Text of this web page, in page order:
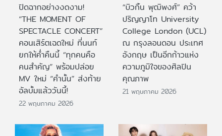
ปิดฉากอย่างงดงาม!
“THE MOMENT OF
SPECTACLE CONCERT”
คอนเสิร์ตเฉดใหม่ ที่นนท์
ยกให้ค่ำคืนนี้ “ทุกคนคือ
คนสำคัญ” พร้อมปล่อย
MV ใหม่ “คำนั้น” ส่งท้าย
อัลบั้มแล้ววันนี้!
22 พฤษภาคม 2026
“บิวกิ้น พุฒิพงศ์” คว้า
ปริญญาโท University
College London (UCL)
ณ กรุงลอนดอน ประเทศ
อังกฤษ เป็นอีกก้าวแห่ง
ความภูมิใจของศิลปิน
คุณภาพ
21 พฤษภาคม 2026